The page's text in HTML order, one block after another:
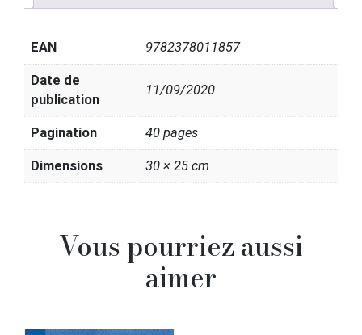
EAN 9782378011857
Date de
publication
11/09/2020
Pagination 40 pages
Dimensions 30 × 25 cm
Vous pourriez aussi
aimer